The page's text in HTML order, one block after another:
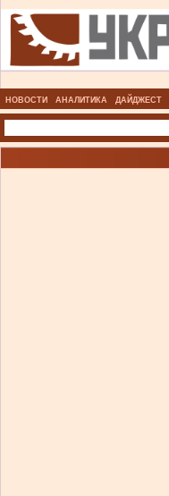
НОВОСТИ АНАЛИТИКА ДАЙДЖЕСТ